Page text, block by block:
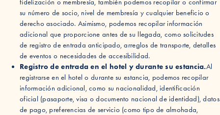
fidelización o membresía, también podemos recopilar o confirmar
su número de socio, nivel de membresía y cualquier beneficio o
derecho asociado. Asimismo, podemos recopilar información
adicional que proporcione antes de su llegada, como solicitudes
de registro de entrada anticipado, arreglos de transporte, detalles
de eventos o necesidades de accesibilidad.
Registro de entrada en el hotel y durante su estancia.Al
registrarse en el hotel o durante su estancia, podemos recopilar
información adicional, como su nacionalidad, identificación
oficial (pasaporte, visa o documento nacional de identidad), datos
de pago, preferencias de servicio (como tipo de almohada,